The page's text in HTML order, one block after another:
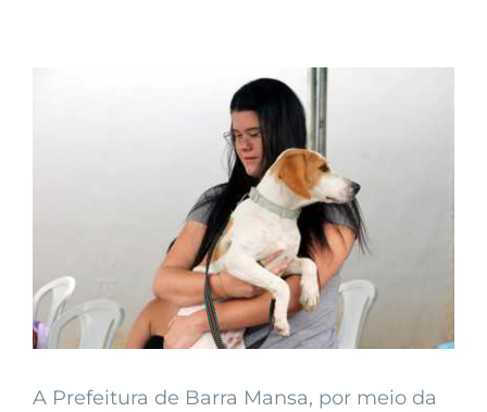
A Prefeitura de Barra Mansa, por meio da